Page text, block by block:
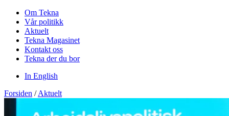
Om Tekna
Vår politikk
Aktuelt
Tekna Magasinet
Kontakt oss
Tekna der du bor
In English
Forsiden / Aktuelt